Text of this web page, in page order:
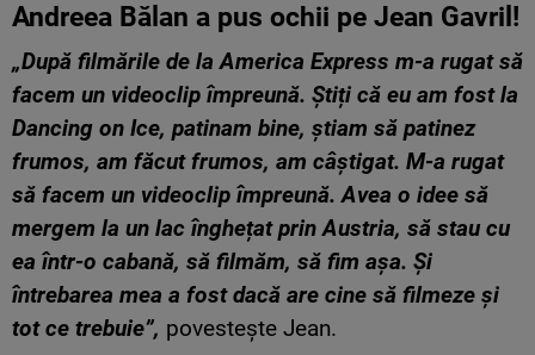
Andreea Bălan a pus ochii pe Jean Gavril!
„După filmările de la America Express m-a rugat să
facem un videoclip împreună. Știți că eu am fost la
Dancing on Ice, patinam bine, știam să patinez
frumos, am făcut frumos, am câștigat. M-a rugat
să facem un videoclip împreună. Avea o idee să
mergem la un lac înghețat prin Austria, să stau cu
ea într-o cabană, să filmăm, să fim așa. Și
întrebarea mea a fost dacă are cine să filmeze și
tot ce trebuie”, povestește Jean.